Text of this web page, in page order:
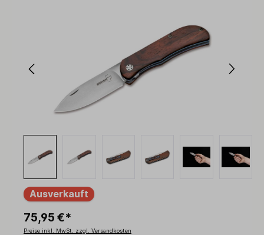
Ausverkauft
75,95 €*
Preise inkl. MwSt. zzgl. Versandkosten